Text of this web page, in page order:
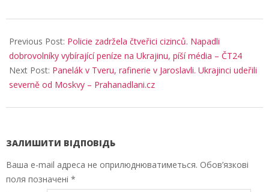
12-
19
Previous Post: Policie zadržela čtveřici cizinců. Napadli
dobrovolníky vybírající peníze na Ukrajinu, píší média – ČT24
Next Post: Panelák v Tveru, rafinerie v Jaroslavli. Ukrajinci udeřili
severně od Moskvy – Prahanadlani.cz
ЗАЛИШИТИ ВІДПОВІДЬ
Ваша e-mail адреса не оприлюднюватиметься. Обов’язкові
поля позначені *